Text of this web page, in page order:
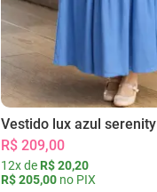
Vestido lux azul serenity
R$ 209,00
12x de R$ 20,20
R$ 205,00 no PIX